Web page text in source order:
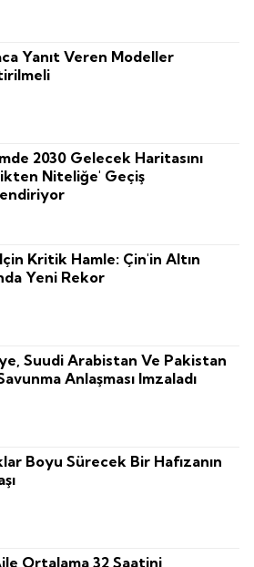
Yanıt Veren Modeller
2030 Gelecek Haritasını
Niteliğe' Geçiş
Kritik Hamle: Çin'in Altın
Yeni Rekor
Suudi Arabistan Ve Pakistan
Anlaşması Imzaladı
Boyu Sürecek Bir Hafızanın
Ortalama 32 Saatini